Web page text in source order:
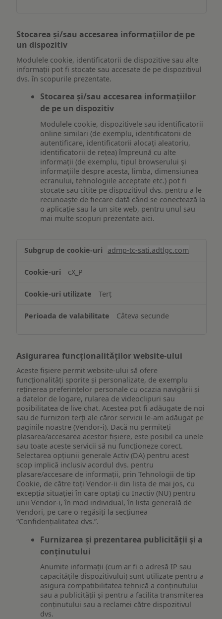
Stocarea și/sau accesarea informațiilor de pe
un dispozitiv
Modulele cookie, identificatorii de dispozitive sau alte
informații pot fi stocate sau accesate de pe dispozitivul
dvs. în scopurile prezentate.
Stocarea și/sau accesarea informațiilor
de pe un dispozitiv
Modulele cookie, dispozitivele sau identificatorii
online similari (de exemplu, identificatorii de
autentificare, identificatorii alocați aleatoriu,
identificatorii de rețea) împreună cu alte
informații (de exemplu, tipul browserului și
informațiile despre acesta, limba, dimensiunea
ecranului, tehnologiile acceptate etc.) pot fi
stocate sau citite pe dispozitivul dvs. pentru a le
recunoaște de fiecare dată când se conectează la
o aplicație sau la un site web, pentru unul sau
mai multe scopuri prezentate aici.
și/sau
informațiilor
pe
dispozitiv
admp-tc-sati.adtlgc.com
cX_P
Terț
Câteva secunde
Asigurarea funcționalităților website-ului
Aceste fișiere permit website-ului să ofere
funcționalități sporite și personalizate, de exemplu
reţinerea preferinţelor personale cu ocazia navigării și
a datelor de logare, rularea de videoclipuri sau
posibilitatea de live chat. Acestea pot fi adăugate de noi
sau de furnizori terți ale căror servicii le-am adăugat pe
paginile noastre (Vendor-i). Dacă nu permiteți
plasarea/accesarea acestor fișiere, este posibil ca unele
sau toate aceste servicii să nu funcționeze corect.
Selectarea opțiunii generale Activ (DA) pentru acest
scop implică inclusiv acordul dvs. pentru
plasare/accesare de informații, prin Tehnologii de tip
Cookie, de către toți Vendor-ii din lista de mai jos, cu
excepția situației în care optați cu Inactiv (NU) pentru
unii Vendor-i, în mod individual, în lista generală de
Vendori, pe care o regăsiți la secțiunea
“Confidențialitatea dvs.”.
Furnizarea și prezentarea publicității și a
conținutului
Anumite informații (cum ar fi o adresă IP sau
capacitățile dispozitivului) sunt utilizate pentru a
asigura compatibilitatea tehnică a conținutului
sau a publicității și pentru a facilita transmiterea
conținutului sau a reclamei către dispozitivul
dvs.